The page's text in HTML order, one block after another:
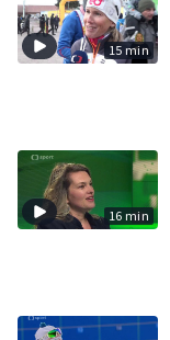
15 min
16 min